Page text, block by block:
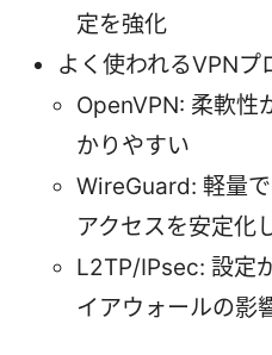
定を強化
よく使われるVPNプ
OpenVPN: 柔軟性
かりやすい
WireGuard: 軽量
アクセスを安定化
L2TP/IPsec: 設定
イアウォールの影